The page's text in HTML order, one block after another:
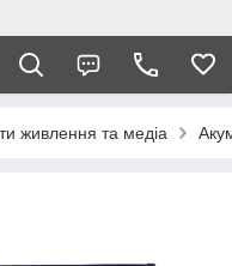
живлення та медіа